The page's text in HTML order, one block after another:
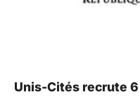
Unis-Cités recrute